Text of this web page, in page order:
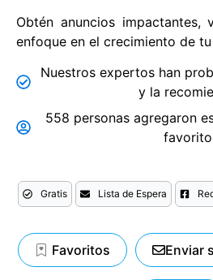
Obtén anuncios impactantes,
enfoque en el crecimiento de
Nuestros expertos han
y la
558 personas agregaron
Gratis Lista de Espera
Favoritos Enviar